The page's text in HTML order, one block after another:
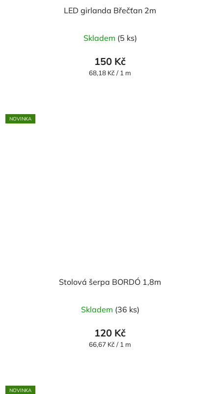
LED girlanda Břečťan 2m
Skladem (5 ks)
150 Kč
Měrná
68,18 Kč / 1 m
NOVINKA
Stolová šerpa BORDÓ 1,8m
Skladem (36 ks)
120 Kč
Měrná
66,67 Kč / 1 m
NOVINKA